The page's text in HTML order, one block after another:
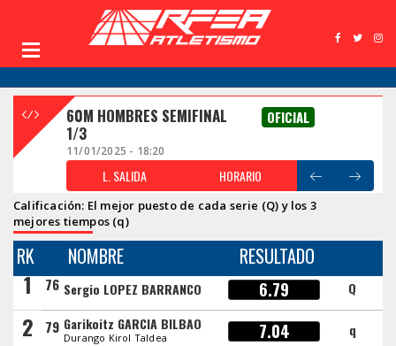
60M HOMBRES SEMIFINAL
1/3
OFICIAL
11/01/2025 - 18:20
L. SALIDA HORARIO
Calificación: El mejor puesto de cada serie (Q) y los 3
mejores tiempos (q)
RK NOMBRE RESULTADO
1 76 Sergio LOPEZ BARRANCO 6.79 Q
2 79 Garikoitz GARCIA BILBAO
Durango Kirol Taldea 7.04 q